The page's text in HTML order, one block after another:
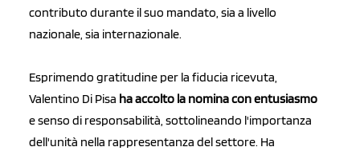
contributo durante il suo mandato, sia a livello
nazionale, sia internazionale.
Esprimendo gratitudine per la fiducia ricevuta,
Valentino Di Pisa ha accolto la nomina con entusiasmo
e senso di responsabilità, sottolineando l'importanza
dell'unità nella rappresentanza del settore. Ha